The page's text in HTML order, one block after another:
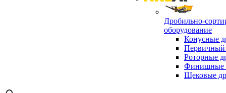
Дробильно-
оборудование
Конусные
Первичный
Роторные
Финишные
Щековые